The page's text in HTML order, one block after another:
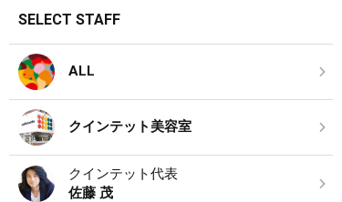
SELECT STAFF
ALL
クインテット美容室
クインテット代表
佐藤 茂